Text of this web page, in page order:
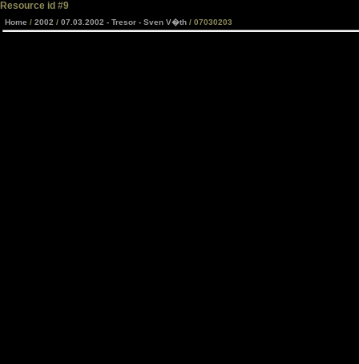
Resource id #9
Home / 2002 / 07.03.2002 - Tresor - Sven V�th / 07030203